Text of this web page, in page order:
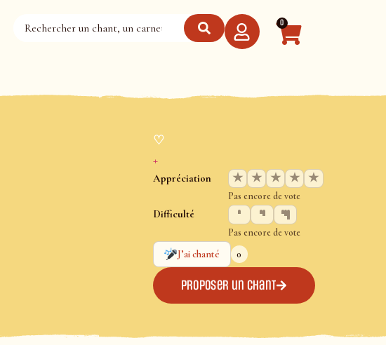
0
♡
+
Appréciation ★ ★ ★ ★ ★
Pas encore de vote
Difficulté
Pas encore de vote
J’ai chanté
0
Proposer un chant